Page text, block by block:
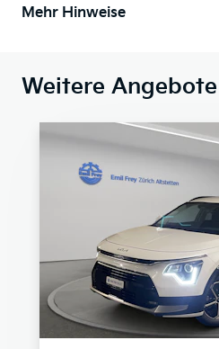
Mehr Hinweise
Weitere Angebote